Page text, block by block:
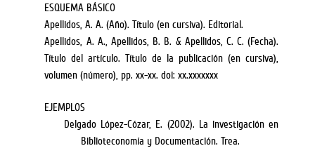
ESQUEMA BÁSICO
Apellidos, A. A. (Año). Título (en cursiva). Editorial.
Apellidos, A. A., Apellidos, B. B. & Apellidos, C. C. (Fecha).
Título del artículo. Título de la publicación (en cursiva),
volumen (número), pp. xx-xx. doi: xx.xxxxxxx
EJEMPLOS
Delgado López-Cózar, E. (2002). La investigación en
Biblioteconomía y Documentación. Trea.